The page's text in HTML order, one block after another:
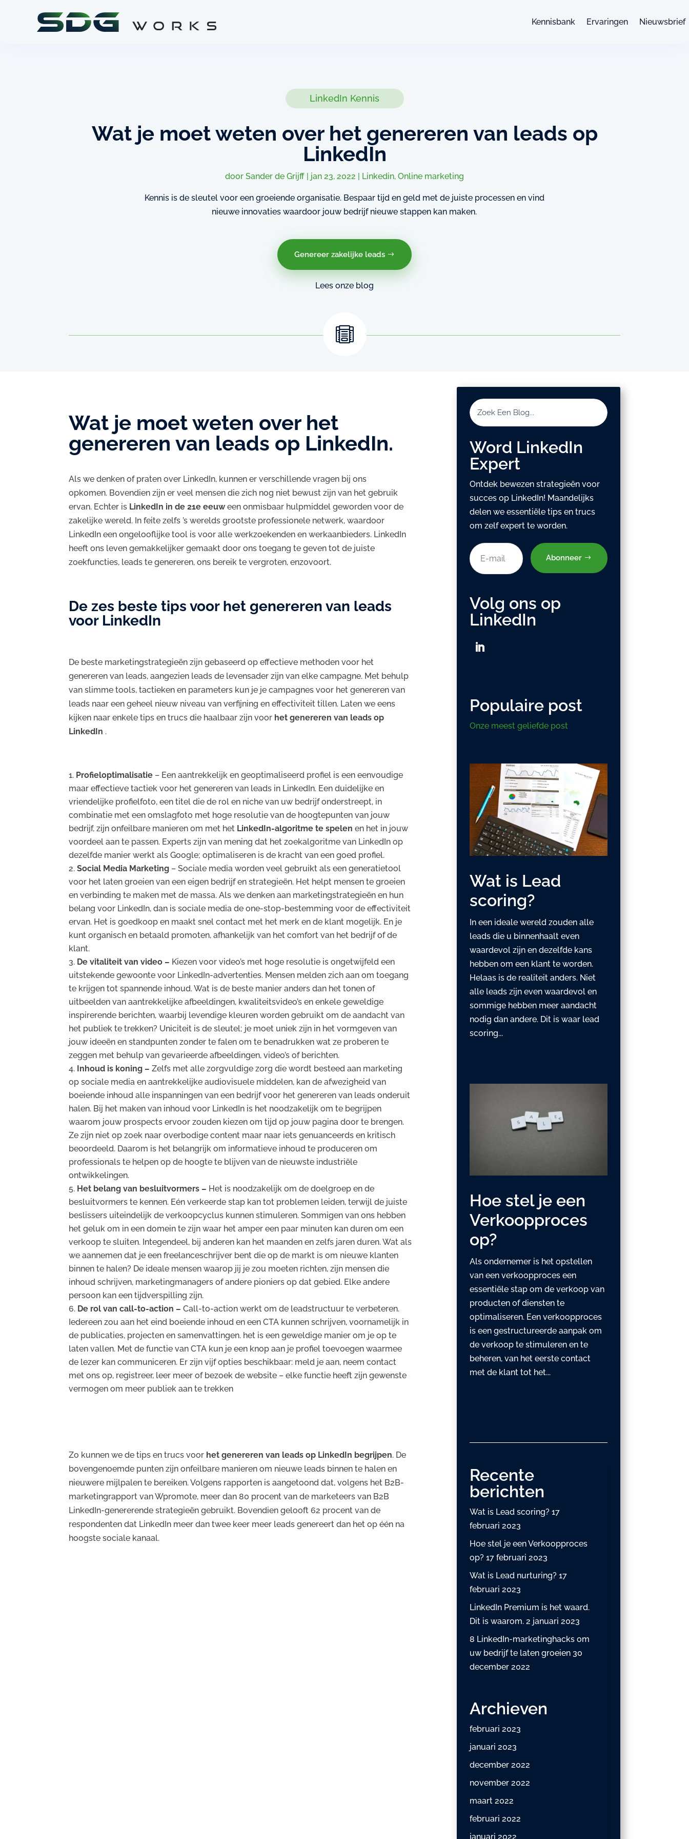
Kennisbank Ervaringen Nieuwsbrief
LinkedIn Kennis
Wat je moet weten over het genereren van leads op
LinkedIn
door Sander de Grijff jan 23, 2022 Linkedin, Online marketing
Kennis is de sleutel voor een groeiende organisatie. Bespaar tijd en geld met de juiste processen en vind
nieuwe innovaties waardoor jouw bedrijf nieuwe stappen kan maken.
Genereer zakelijke leads
Lees onze blog

Wat je moet weten over het
genereren van leads op LinkedIn.
Als we denken of praten over LinkedIn, kunnen er verschillende vragen bij ons
opkomen. Bovendien zijn er veel mensen die zich nog niet bewust zijn van het gebruik
ervan. Echter is LinkedIn in de 21e eeuween onmisbaar hulpmiddel geworden voor de
zakelijke wereld. In feite zelfs ’s werelds grootste professionele netwerk, waardoor
LinkedIn een ongelooflijke tool is voor alle werkzoekenden en werkaanbieders. LinkedIn
heeft ons leven gemakkelijker gemaakt door ons toegang te geven tot de juiste
zoekfuncties, leads te genereren, ons bereik te vergroten, enzovoort.
De zes beste tips voor het genereren van leads
voor LinkedIn
De beste marketingstrategieën zijn gebaseerd op effectieve methoden voor het
genereren van leads, aangezien leads de levensader zijn van elke campagne. Met behulp
van slimme tools, tactieken en parameters kun je je campagnes voor het genereren van
leads naar een geheel nieuw niveau van verfijning en effectiviteit tillen. Laten we eens
kijken naar enkele tips en trucs die haalbaar zijn voor het genereren van leads op
LinkedIn .
Profieloptimalisatie – Een aantrekkelijk en geoptimaliseerd profiel is een eenvoudige
maar effectieve tactiek voor het genereren van leads in LinkedIn. Een duidelijke en
vriendelijke profielfoto, een titel die de rol en niche van uw bedrijf onderstreept, in
combinatie met een omslagfoto met hoge resolutie van de hoogtepunten van jouw
bedrijf, zijn onfeilbare manieren om met het LinkedIn-algoritme te spelenen het in jouw
voordeel aan te passen. Experts zijn van mening dat het zoekalgoritme van LinkedIn op
dezelfde manier werkt als Google; optimaliseren is de kracht van een goed profiel.
Social Media Marketing – Sociale media worden veel gebruikt als een generatietool
voor het laten groeien van een eigen bedrijf en strategieën. Het helpt mensen te groeien
en verbinding te maken met de massa. Als we denken aan marketingstrategieën en hun
belang voor LinkedIn, dan is sociale media de one-stop-bestemming voor de effectiviteit
ervan. Het is goedkoop en maakt snel contact met het merk en de klant mogelijk. En je
kunt organisch en betaald promoten, afhankelijk van het comfort van het bedrijf of de
klant.
De vitaliteit van video – Kiezen voor video’s met hoge resolutie is ongetwijfeld een
uitstekende gewoonte voor LinkedIn-advertenties. Mensen melden zich aan om toegang
te krijgen tot spannende inhoud. Wat is de beste manier anders dan het tonen of
uitbeelden van aantrekkelijke afbeeldingen, kwaliteitsvideo’s en enkele geweldige
inspirerende berichten, waarbij levendige kleuren worden gebruikt om de aandacht van
het publiek te trekken? Uniciteit is de sleutel; je moet uniek zijn in het vormgeven van
jouw ideeën en standpunten zonder te falen om te benadrukken wat ze proberen te
zeggen met behulp van gevarieerde afbeeldingen, video’s of berichten.
Inhoud is koning – Zelfs met alle zorgvuldige zorg die wordt besteed aan marketing
op sociale media en aantrekkelijke audiovisuele middelen, kan de afwezigheid van
boeiende inhoud alle inspanningen van een bedrijf voor het genereren van leads onderuit
halen. Bij het maken van inhoud voor LinkedIn is het noodzakelijk om te begrijpen
waarom jouw prospects ervoor zouden kiezen om tijd op jouw pagina door te brengen.
Ze zijn niet op zoek naar overbodige content maar naar iets genuanceerds en kritisch
beoordeeld. Daarom is het belangrijk om informatieve inhoud te produceren om
professionals te helpen op de hoogte te blijven van de nieuwste industriële
ontwikkelingen.
Het belang van besluitvormers – Het is noodzakelijk om de doelgroep en de
besluitvormers te kennen. Eén verkeerde stap kan tot problemen leiden, terwijl de juiste
beslissers uiteindelijk de verkoopcyclus kunnen stimuleren. Sommigen van ons hebben
het geluk om in een domein te zijn waar het amper een paar minuten kan duren om een
verkoop te sluiten. Integendeel, bij anderen kan het maanden en zelfs jaren duren. Wat als
we aannemen dat je een freelanceschrijver bent die op de markt is om nieuwe klanten
binnen te halen? De ideale mensen waarop jij je zou moeten richten, zijn mensen die
inhoud schrijven, marketingmanagers of andere pioniers op dat gebied. Elke andere
persoon kan een tijdverspilling zijn.
De rol van call-to-action – Call-to-action werkt om de leadstructuur te verbeteren.
Iedereen zou aan het eind boeiende inhoud en een CTA kunnen schrijven, voornamelijk in
de publicaties, projecten en samenvattingen. het is een geweldige manier om je op te
laten vallen. Met de functie van CTA kun je een knop aan je profiel toevoegen waarmee
de lezer kan communiceren. Er zijn vijf opties beschikbaar: meld je aan, neem contact
met ons op, registreer, leer meer of bezoek de website – elke functie heeft zijn gewenste
vermogen om meer publiek aan te trekken
Zo kunnen we de tips en trucs voor het genereren van leads op LinkedIn begrijpen. De
bovengenoemde punten zijn onfeilbare manieren om nieuwe leads binnen te halen en
nieuwere mijlpalen te bereiken. Volgens rapporten is aangetoond dat, volgens het B2B-
marketingrapport van Wpromote, meer dan 80 procent van de marketeers van B2B
LinkedIn-genererende strategieën gebruikt. Bovendien gelooft 62 procent van de
respondenten dat LinkedIn meer dan twee keer meer leads genereert dan het op één na
hoogste sociale kanaal.
Word LinkedIn
Expert
Ontdek bewezen strategieën voor
succes op LinkedIn! Maandelijks
delen we essentiële tips en trucs
om zelf expert te worden.
Abonneer
Volg ons op
LinkedIn
Populaire post
Onze meest geliefde post
Wat is Lead
scoring?
In een ideale wereld zouden alle
leads die u binnenhaalt even
waardevol zijn en dezelfde kans
hebben om een klant te worden.
Helaas is de realiteit anders. Niet
alle leads zijn even waardevol en
sommige hebben meer aandacht
nodig dan andere. Dit is waar lead
scoring...
Hoe stel je een
Verkoopproces
op?
Als ondernemer is het opstellen
van een verkoopproces een
essentiële stap om de verkoop van
producten of diensten te
optimaliseren. Een verkoopproces
is een gestructureerde aanpak om
de verkoop te stimuleren en te
beheren, van het eerste contact
met de klant tot het...
Recente
berichten
Wat is Lead scoring? 17
februari 2023
Hoe stel je een Verkoopproces
op? 17 februari 2023
Wat is Lead nurturing? 17
februari 2023
LinkedIn Premium is het waard.
Dit is waarom. 2 januari 2023
8 LinkedIn-marketinghacks om
uw bedrijf te laten groeien 30
december 2022
Archieven
februari 2023
januari 2023
december 2022
november 2022
maart 2022
februari 2022
januari 2022